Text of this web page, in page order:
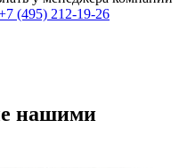
(495) 212-19-26
нашими